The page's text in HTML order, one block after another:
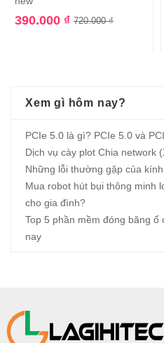
720.000₫
390.000 ₫
Xem gì hôm nay?
PCIe 5.0 là gì? PCIe 5.0 và
Dịch vụ cày plot Chia network
Những lỗi thường gặp của
Mua robot hút bụi thông minh
cho gia đình?
Top 5 phần mềm đóng băng
nay